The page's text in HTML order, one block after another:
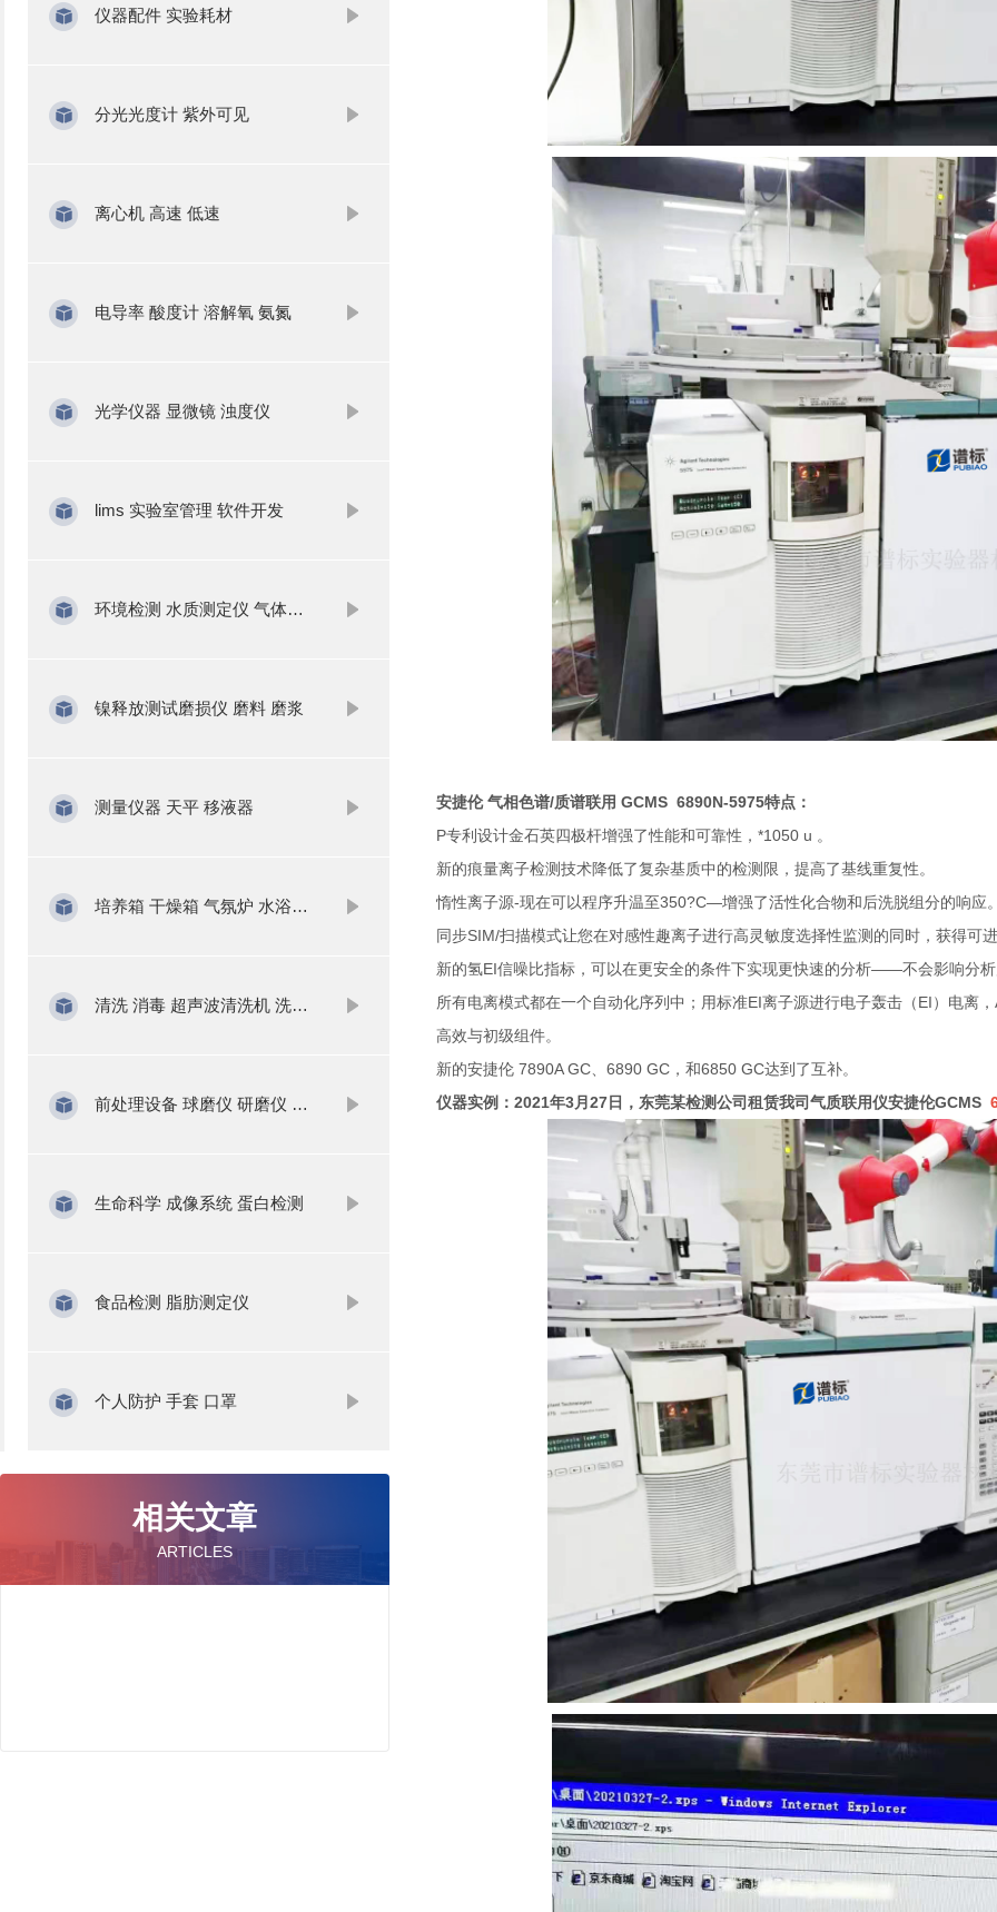
仪器配件 实验耗材
分光光度计 紫外可见
离心机 高速 低速
电导率 酸度计 溶解氧 氨氮
光学仪器 显微镜 浊度仪
lims 实验室管理 软件开发
环境检测 水质测定仪 气体分析
镍释放测试磨损仪 磨料 磨浆
测量仪器 天平 移液器
培养箱 干燥箱 气氛炉 水浴锅 振荡器
清洗 消毒 超声波清洗机 洗瓶机
前处理设备 球磨仪 研磨仪 氮吹仪 固相萃取
生命科学 成像系统 蛋白检测
食品检测 脂肪测定仪
个人防护 手套 口罩
相关文章
ARTICLES
安捷伦 气相色谱/质谱联用 GCMS 6890N-5975特点：
P专利设计金石英四极杆增强了性能和可靠性，*1050 u 。
新的痕量离子检测技术降低了复杂基质中的检测限，提高了基线重复性。
惰性离子源-现在可以程序升温至350?C—增强了活性化合物和后洗脱组分的响应
同步SIM/扫描模式让您在对感性趣离子进行高灵敏度选择性监测的同时，获得可
新的氢EI信噪比指标，可以在更安全的条件下实现更快速的分析——不会影响分
所有电离模式都在一个自动化序列中；用标准EI离子源进行电子轰击（EI）电离
高效与初级组件。
新的安捷伦 7890A GC、6890 GC，和6850 GC达到了互补。
仪器实例：2021年3月27日，东莞某检测公司租赁我司气质联用仪安捷伦GCMS